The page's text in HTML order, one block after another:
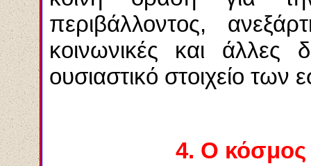
περιβάλλοντος,
κοινωνικές και άλλες
ουσιαστικό στοιχείο των
4. Ο κόσμος